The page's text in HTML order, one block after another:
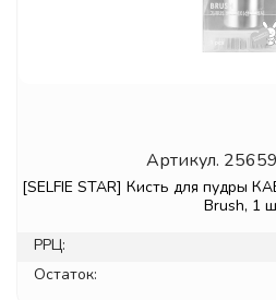
Артикул.
[SELFIE STAR] Кисть для пудры
Brush, 1
РРЦ:
Остаток: